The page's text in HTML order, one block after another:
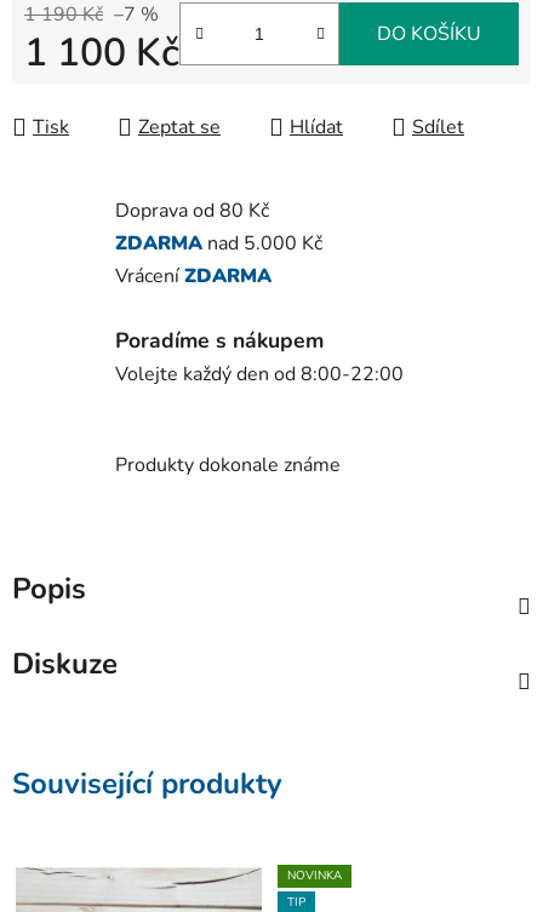
1 190 Kč –7 %
1 100 Kč DO KOŠÍKU
Tisk Zeptat se Hlídat Sdílet
Doprava od 80 Kč
ZDARMA nad 5.000 Kč
VráceníZDARMA
Poradíme s nákupem
Volejte každý den od 8:00-22:00
Produkty dokonale známe
Popis
Diskuze
Související produkty
NOVINKA
TIP